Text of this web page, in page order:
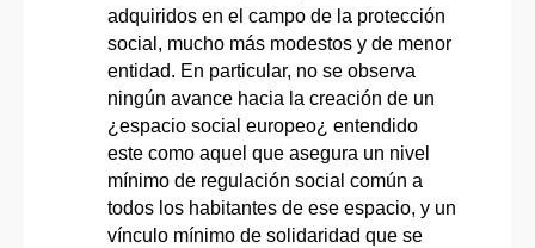
adquiridos en el campo de la protección
social, mucho más modestos y de menor
entidad. En particular, no se observa
ningún avance hacia la creación de un
¿espacio social europeo¿ entendido
este como aquel que asegura un nivel
mínimo de regulación social común a
todos los habitantes de ese espacio, y un
vínculo mínimo de solidaridad que se